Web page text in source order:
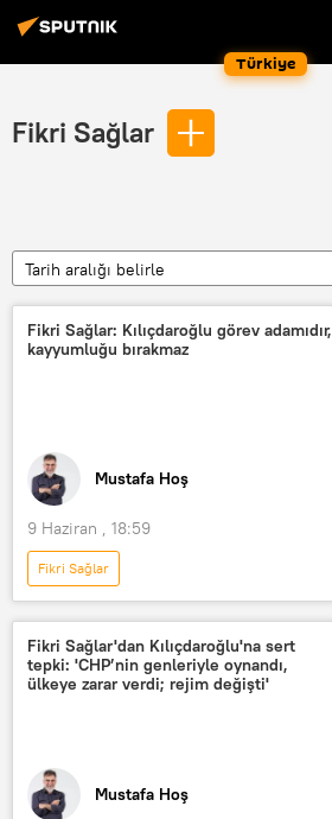
Türkiye
Fikri Sağlar
Tarih aralığı belirle
Fikri Sağlar: Kılıçdaroğlu görev adamıdır,
kayyumluğu bırakmaz
Mustafa Hoş
9 Haziran , 18:59
Fikri Sağlar
MUSTAFA HOŞ İLE YOL ARKADAŞI
Mustafa Hoş
Radyo Sputnik
Radyo
RADYO
İstanbul Büyükşehir Belediyesi (İBB)
Fikri Sağlar'dan Kılıçdaroğlu'na sert
tepki: 'CHP’nin genleriyle oynandı,
ülkeye zarar verdi; rejim değişti'
Mustafa Hoş